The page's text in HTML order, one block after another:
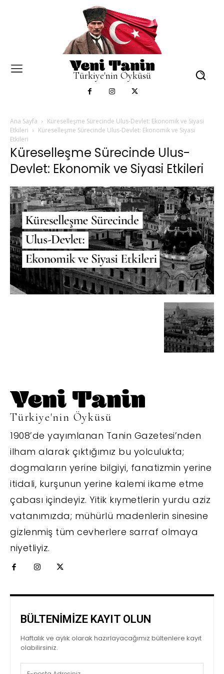
Türkiye'nin Öyküsü
Ana Sayfa
Küreselleşme Sürecinde Ulus-Devlet: Ekonomik ve Siyasi
Etkileri
Küreselleşme Sürecinde Ulus-Devlet: Ekonomik ve Siyasi
Etkileri
Küreselleşme Sürecinde Ulus-
Devlet: Ekonomik ve Siyasi Etkileri
Türkiye'nin Öyküsü
1908’de yayımlanan Tanin Gazetesi’nden
ilham alarak çıktığımız bu yolculukta;
dogmaların yerine bilgiyi, fanatizmin yerine
itidali, kurşunun yerine kalemi ikame etme
çabası içindeyiz. Yitik kıymetlerin yurdu aziz
vatanımızda; mühürlü madenlerin sinesine
gizlenmiş tüm cevherlere sarraf olmaya
niyetliyiz.
BÜLTENİMİZE KAYIT OLUN
Haftalık ve aylık olarak hazırlayacağımız bültenlere kayıt
olabilirsiniz.